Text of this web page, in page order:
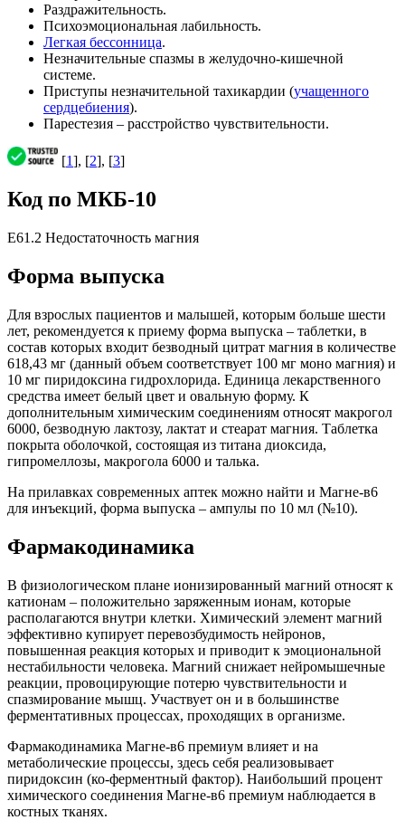
Раздражительность.
Психоэмоциональная лабильность.
Легкая бессонница.
Незначительные спазмы в желудочно-кишечной
системе.
Приступы незначительной тахикардии (учащенного
сердцебиения).
Парестезия – расстройство чувствительности.
[1], [2], [3]
Код по МКБ-10
E61.2 Недостаточность магния
Форма выпуска
Для взрослых пациентов и малышей, которым больше шести
лет, рекомендуется к приему форма выпуска – таблетки, в
состав которых входит безводный цитрат магния в количестве
618,43 мг (данный объем соответствует 100 мг моно магния) и
10 мг пиридоксина гидрохлорида. Единица лекарственного
средства имеет белый цвет и овальную форму. К
дополнительным химическим соединениям относят макрогол
6000, безводную лактозу, лактат и стеарат магния. Таблетка
покрыта оболочкой, состоящая из титана диоксида,
гипромеллозы, макрогола 6000 и талька.
На прилавках современных аптек можно найти и Магне-в6
для инъекций, форма выпуска – ампулы по 10 мл (№10).
Фармакодинамика
В физиологическом плане ионизированный магний относят к
катионам – положительно заряженным ионам, которые
располагаются внутри клетки. Химический элемент магний
эффективно купирует перевозбудимость нейронов,
повышенная реакция которых и приводит к эмоциональной
нестабильности человека. Магний снижает нейромышечные
реакции, провоцирующие потерю чувствительности и
спазмирование мышц. Участвует он и в большинстве
ферментативных процессах, проходящих в организме.
Фармакодинамика Магне-в6 премиум влияет и на
метаболические процессы, здесь себя реализовывает
пиридоксин (ко-ферментный фактор). Наибольший процент
химического соединения Магне-в6 премиум наблюдается в
костных тканях.